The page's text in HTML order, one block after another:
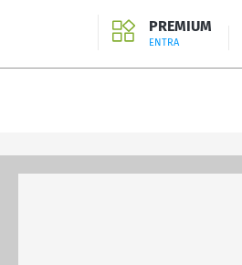
PREMIUM
ENTRA